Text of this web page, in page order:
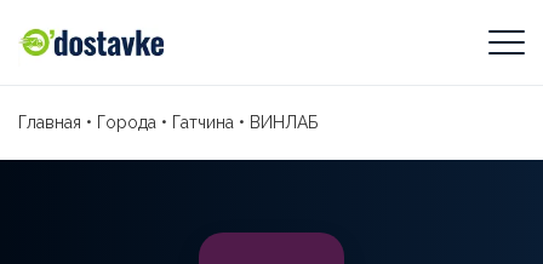
Главная • Города • Гатчина • ВИНЛАБ